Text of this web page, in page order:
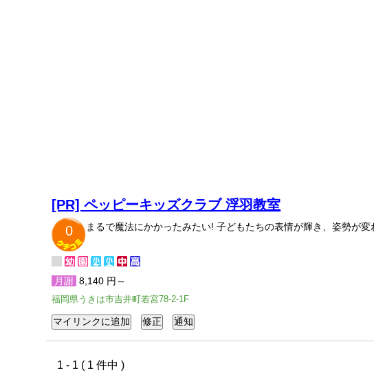
[PR] ペッピーキッズクラブ 浮羽教室
0
まるで魔法にかかったみたい! 子どもたちの表情が輝き、姿勢が変
月謝 8,140 円～
福岡県うきは市吉井町若宮78-2-1F
1 - 1 ( 1 件中 )